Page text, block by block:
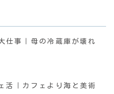
仕事｜母の冷蔵庫が壊れ
活｜カフェより海と美術